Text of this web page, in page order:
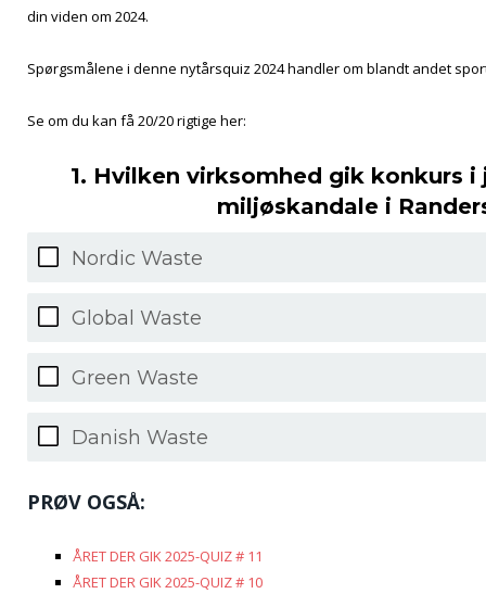
din viden om 2024.
Spørgsmålene i denne nytårsquiz 2024 handler om blandt andet
Se om du kan få 20/20 rigtige her:
1. Hvilken virksomhed gik konkurs i
miljøskandale i
Nordic Waste
Global Waste
Green Waste
Danish Waste
PRØV OGSÅ:
ÅRET DER GIK 2025-QUIZ # 11
ÅRET DER GIK 2025-QUIZ # 10